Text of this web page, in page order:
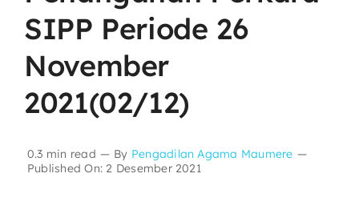
Kesekretariatan
Layanan Publik
Publikasi
SIPP Periode 26
November
2021(02/12)
0.3 min read — By Pengadilan Agama Maumere —
Published On: 2 Desember 2021